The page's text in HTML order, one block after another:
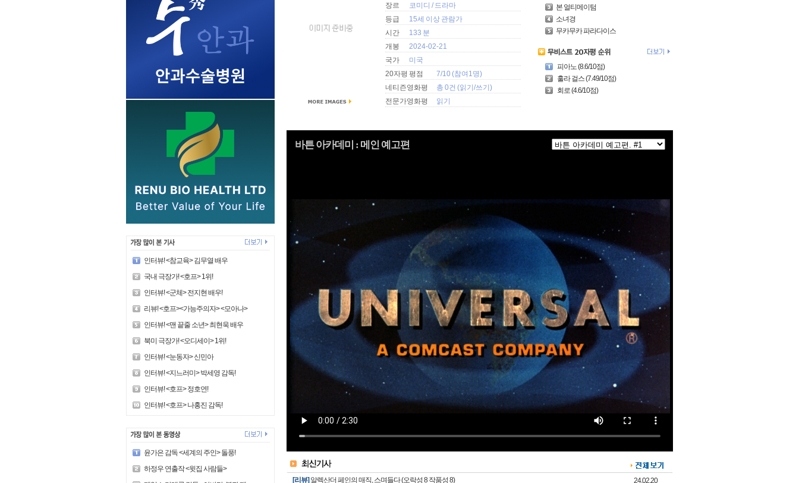
인터뷰! <참교육> 김무열 배우
국내 극장가! <호프> 1위!
인터뷰! <군체> 전지현 배우!
리뷰! <호프><가능주의자> <모아나>
인터뷰! <맨 끝줄 소년> 최현욱 배우
북미 극장가! <오디세이> 1위!
인터뷰! <눈동자> 신민아
인터뷰! <지느러미> 박세영 감독!
인터뷰! <호프> 정호연!
인터뷰! <호프> 나홍진 감독!
윤가은 감독 <세계의 주인> 돌풍!
하정우 연출작 <윗집 사람들>
장르
코미디 /드라마
등급
15세 이상 관람가
시간
133 분
개봉
2024-02-21
국가
미국
20자평 평점
7/10 (참여1명)
네티즌영화평
총 0건 (읽기 /쓰기 )
전문가영화평
읽기
본 얼티메이텀
소녀경
무카무카 파라다이스
피아노 (8.6/10점)
훌라 걸스 (7.49/10점)
회로 (4.6/10점)
바튼 아카데미 : 메인 예고편
[리뷰] 알렉산더 페인의 매직, 스며들다 (오락성 8 작품성 8) 24.02.20